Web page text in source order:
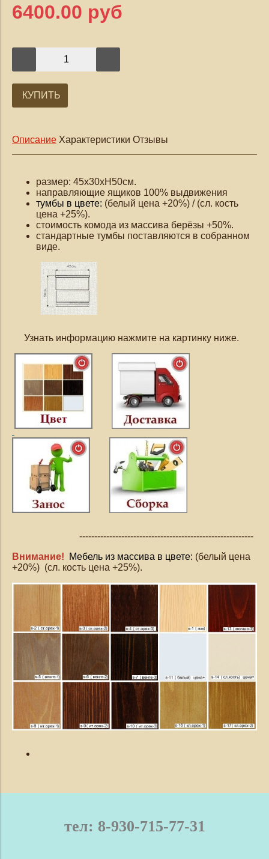
6400.00 руб
КУПИТЬ
Описание Характеристики Отзывы
размер: 45х30хН50см.
направляющие ящиков 100% выдвижения
тумбы в цвете: (белый цена +20%) / (сл. кость
цена +25%).
стоимость комода из массива берёзы +50%.
стандартные тумбы поставляются в собранном
виде.
Узнать информацию нажмите на картинку ниже.
----------------------------------------------------------
Внимание!
Мебель из массива в цвете: (белый цена
+20%) (сл. кость цена +25%).
тел: 8-930-715-77-31